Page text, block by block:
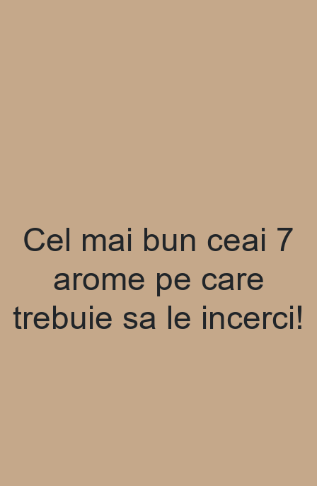
Cel mai bun ceai 7
arome pe care
trebuie sa le incerci!